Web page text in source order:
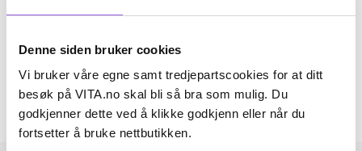
Denne siden bruker cookies
Vi bruker våre egne samt tredjepartscookies for at ditt
besøk på VITA.no skal bli så bra som mulig. Du
godkjenner dette ved å klikke godkjenn eller når du
fortsetter å bruke nettbutikken.
Artikkelnummer: 260511053
Omtaler
Andre har også kjøpt..